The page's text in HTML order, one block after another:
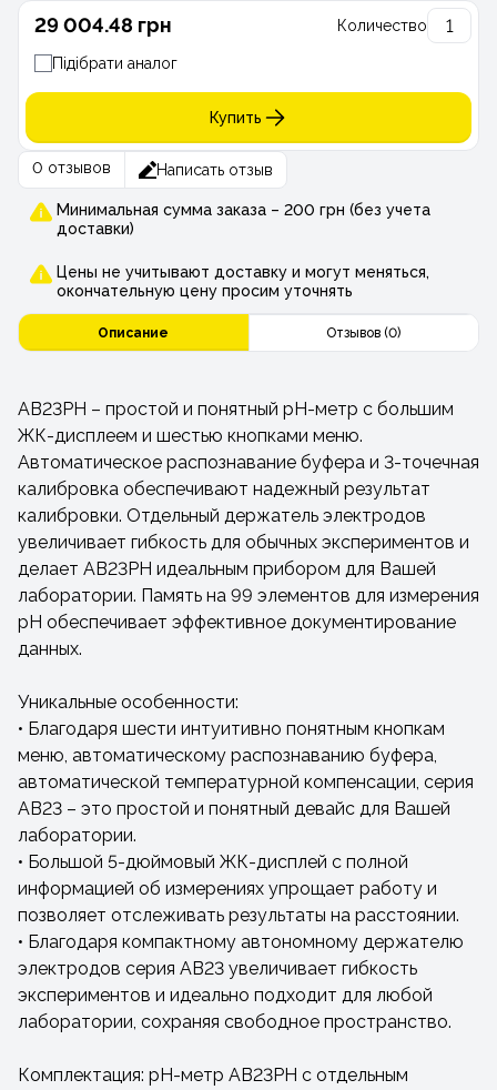
29 004.48 грн Количество
Підібрати аналог
Купить
0 отзывов Написать отзыв
Минимальная сумма заказа – 200 грн (без учета
доставки)
Цены не учитывают доставку и могут меняться,
окончательную цену просим уточнять
Описание Отзывов (0)
AB23PH – простой и понятный рН-метр с большим
ЖК-дисплеем и шестью кнопками меню.
Автоматическое распознавание буфера и 3-точечная
калибровка обеспечивают надежный результат
калибровки. Отдельный держатель электродов
увеличивает гибкость для обычных экспериментов и
делает AB23PH идеальным прибором для Вашей
лаборатории. Память на 99 элементов для измерения
рН обеспечивает эффективное документирование
данных.
Уникальные особенности:
• Благодаря шести интуитивно понятным кнопкам
меню, автоматическому распознаванию буфера,
автоматической температурной компенсации, серия
AB23 – это простой и понятный девайс для Вашей
лаборатории.
• Большой 5-дюймовый ЖК-дисплей с полной
информацией об измерениях упрощает работу и
позволяет отслеживать результаты на расстоянии.
• Благодаря компактному автономному держателю
электродов серия AB23 увеличивает гибкость
экспериментов и идеально подходит для любой
лаборатории, сохраняя свободное пространство.
Комплектация: pH-метр AB23PH с отдельным